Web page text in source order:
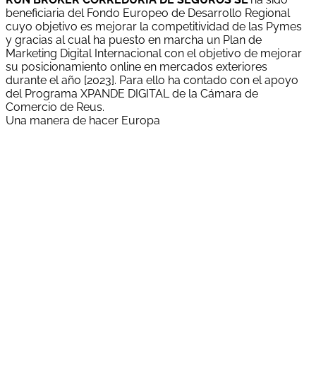
beneficiaria del Fondo Europeo de Desarrollo Regional
cuyo objetivo es mejorar la competitividad de las Pymes
y gracias al cual ha puesto en marcha un Plan de
Marketing Digital Internacional con el objetivo de mejorar
su posicionamiento online en mercados exteriores
durante el año [2023]. Para ello ha contado con el apoyo
del Programa XPANDE DIGITAL de la Cámara de
Comercio de Reus.
Una manera de hacer Europa